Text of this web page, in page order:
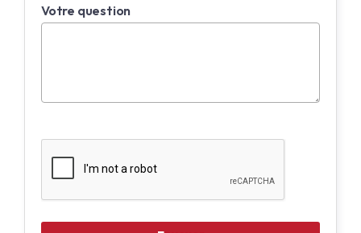
Votre question